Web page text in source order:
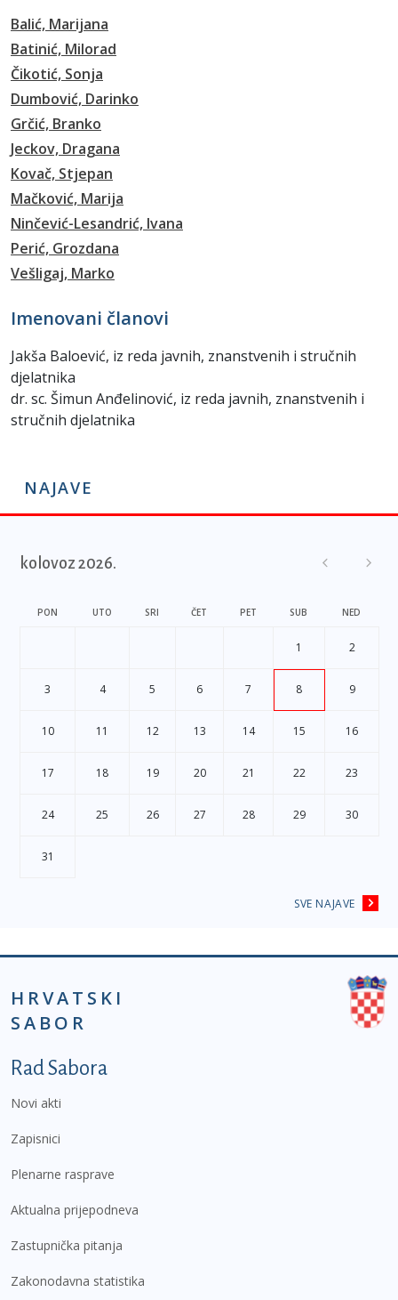
Balić, Marijana
Batinić, Milorad
Čikotić, Sonja
Dumbović, Darinko
Grčić, Branko
Jeckov, Dragana
Kovač, Stjepan
Mačković, Marija
Ninčević-Lesandrić, Ivana
Perić, Grozdana
Vešligaj, Marko
Imenovani članovi
Jakša Baloević, iz reda javnih, znanstvenih i stručnih
djelatnika
dr. sc. Šimun Anđelinović, iz reda javnih, znanstvenih i
stručnih djelatnika
NAJAVE
kolovoz 2026.
PON UTO SRI ČET PET SUB NED
1 2
3 4 5 6 7 8 9
10 11 12 13 14 15 16
17 18 19 20 21 22 23
24 25 26 27 28 29 30
31
SVE NAJAVE
HRVATSKI
SABOR
Podnožje prvi izbornik
Rad Sabora
Novi akti
Zapisnici
Plenarne rasprave
Aktualna prijepodneva
Zastupnička pitanja
Zakonodavna statistika